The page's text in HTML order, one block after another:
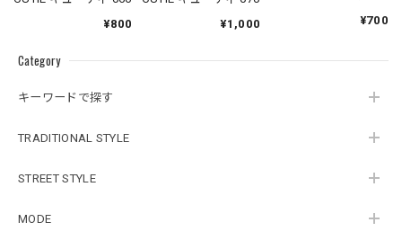
Category
キーワードで探す
TRADITIONAL STYLE
STREET STYLE
MODE
¥800
¥1,000
¥700